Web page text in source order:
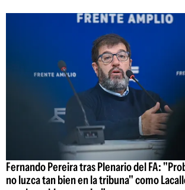
Fernando Pereira tras Plenario del FA:
no luzca tan bien en la tribuna" como